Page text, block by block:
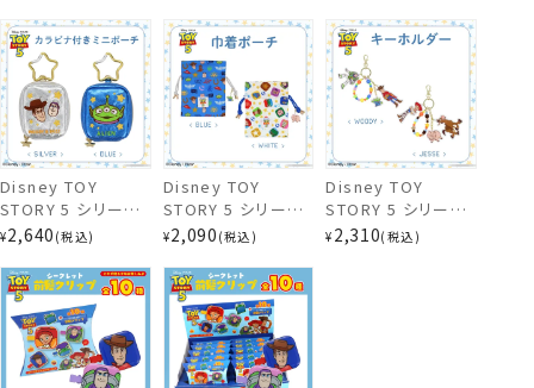
shobido ヘアブラ
シ TOY STORY
トイ・ストーリー デ
ィズニー 粧美堂
shobido
トイ・ストーリー デ
ィズニー 粧美堂
shobido
Disney TOY
STORY 5 シリーズ
カラビナ付きミニポ
BLUE ＞ トイ・スト
ーリー ディズニー
粧美堂 shobido
¥2,640 税込
Disney TOY
STORY 5 シリーズ
巾着ポーチ ＜
トイ・ストーリー デ
ィズニー 粧美堂
shobido
¥2,090 税込
Disney TOY
STORY 5 シリーズ
キーホルダー ＜
¥ 2,310 税込